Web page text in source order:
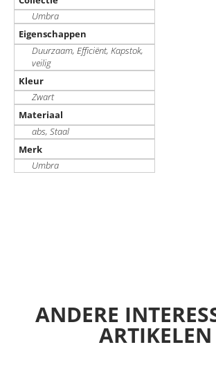
Umbra
Eigenschappen
Duurzaam, Efficiënt, Kapstok,
veilig
Kleur
Zwart
Materiaal
abs, Staal
Merk
Umbra
ANDERE
ARTIKELEN